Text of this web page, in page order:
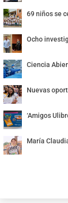
69 niños se
Ocho
Ciencia
Nuevas
‘Amigos
María